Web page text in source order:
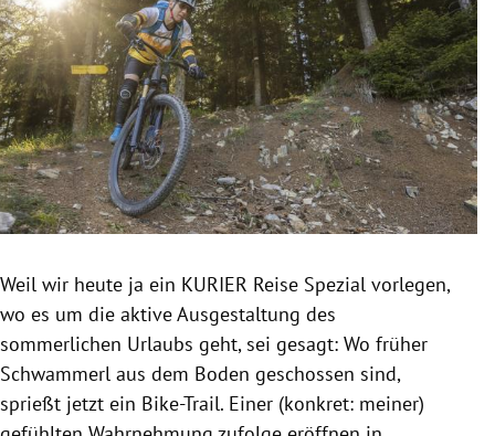
Untermenü
Untermenü
Untermenü
Untermenü
Untermenü
Untermenü
Weil wir heute ja ein KURIER Reise Spezial vorlegen,
wo es um die aktive Ausgestaltung des
sommerlichen Urlaubs geht, sei gesagt: Wo früher
Schwammerl aus dem Boden geschossen sind,
sprießt jetzt ein Bike-Trail. Einer (konkret: meiner)